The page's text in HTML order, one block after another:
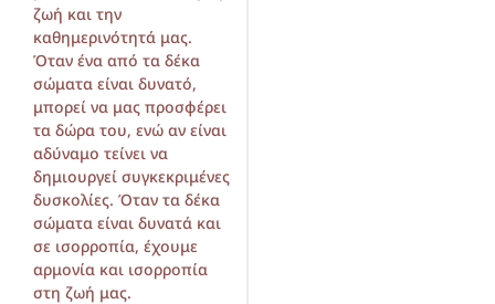
ζωή και την
καθημερινότητά μας.
Όταν ένα από τα δέκα
σώματα είναι δυνατό,
μπορεί να μας προσφέρει
τα δώρα του, ενώ αν είναι
αδύναμο τείνει να
δημιουργεί συγκεκριμένες
δυσκολίες. Όταν τα δέκα
σώματα είναι δυνατά και
σε ισορροπία, έχουμε
αρμονία και ισορροπία
στη ζωή μας.